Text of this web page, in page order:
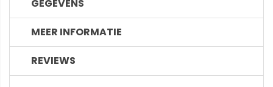
GEGEVENS
MEER INFORMATIE
REVIEWS